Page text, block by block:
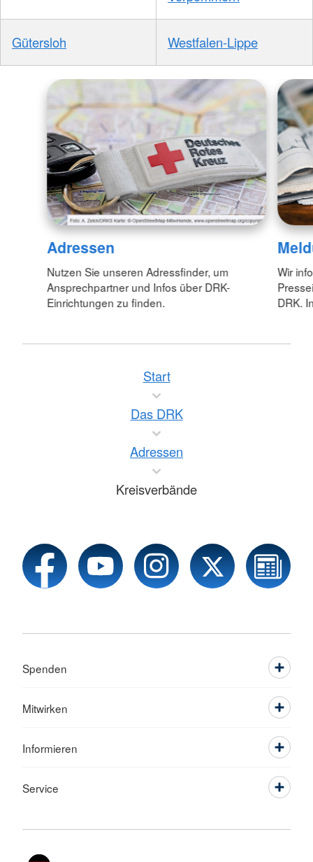
Gütersloh Westfalen-Lippe
Adressen
Nutzen Sie unseren Adressfinder, um
Ansprechpartner und Infos über DRK-
Einrichtungen zu finden.
Wir
DRK.
Start
Das DRK
Adressen
Kreisverbände
Spenden
Mitwirken
Informieren
Service
Sprache wechseln zu